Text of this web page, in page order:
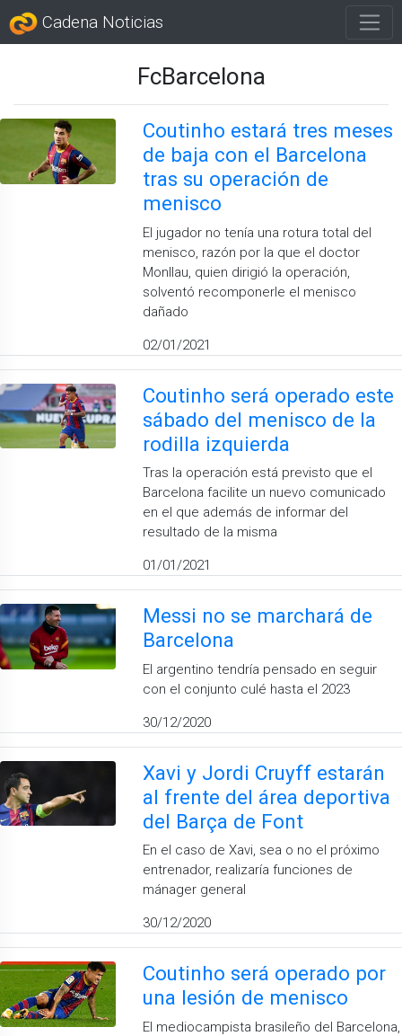
Cadena Noticias
FcBarcelona
Coutinho estará tres meses
de baja con el Barcelona
tras su operación de
menisco
El jugador no tenía una rotura total del
menisco, razón por la que el doctor
Monllau, quien dirigió la operación,
solventó recomponerle el menisco
dañado
02/01/2021
Coutinho será operado este
sábado del menisco de la
rodilla izquierda
Tras la operación está previsto que el
Barcelona facilite un nuevo comunicado
en el que además de informar del
resultado de la misma
01/01/2021
Messi no se marchará de
Barcelona
El argentino tendría pensado en seguir
con el conjunto culé hasta el 2023
30/12/2020
Xavi y Jordi Cruyff estarán
al frente del área deportiva
del Barça de Font
En el caso de Xavi, sea o no el próximo
entrenador, realizaría funciones de
mánager general
30/12/2020
Coutinho será operado por
una lesión de menisco
El mediocampista brasileño del Barcelona,